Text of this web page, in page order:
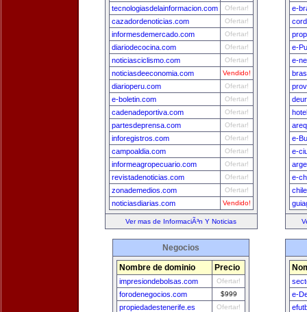
tecnologiasdelainformacion.com Ofertar!
cazadordenoticias.com Ofertar!
informesdemercado.com Ofertar!
diariodecocina.com Ofertar!
noticiasciclismo.com Ofertar!
noticiasdeeconomia.com Vendido!
diarioperu.com Ofertar!
e-boletin.com Ofertar!
cadenadeportiva.com Ofertar!
partesdeprensa.com Ofertar!
inforegistros.com Ofertar!
campoaldia.com Ofertar!
informeagropecuario.com Ofertar!
revistadenoticias.com Ofertar!
zonademedios.com Ofertar!
noticiasdiarias.com Vendido!
Ver mas de InformaciÃ³n Y Noticias
e-
e-
e-
e-
e-
e-
Negocios
Nombre de dominio Precio
impresiondebolsas.com Ofertar!
forodenegocios.com $999
propiedadestenerife.es Ofertar!
e-